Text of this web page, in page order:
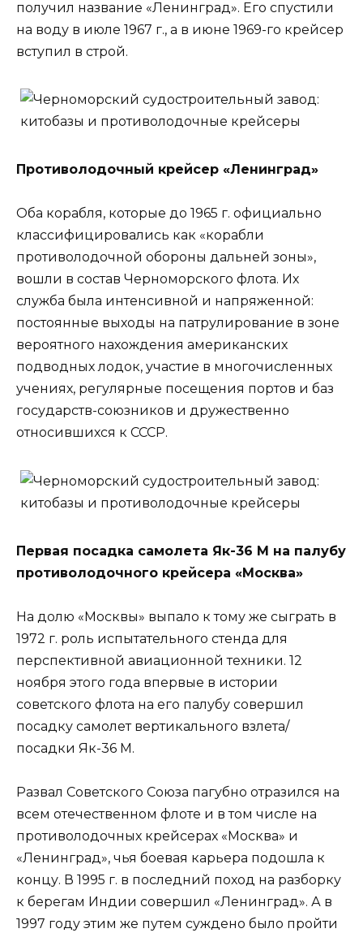
получил название «Ленинград». Его спустили
на воду в июле 1967 г., а в июне 1969-го крейсер
вступил в строй.
Противолодочный крейсер «Ленинград»
Оба корабля, которые до 1965 г. официально
классифицировались как «корабли
противолодочной обороны дальней зоны»,
вошли в состав Черноморского флота. Их
служба была интенсивной и напряженной:
постоянные выходы на патрулирование в зоне
вероятного нахождения американских
подводных лодок, участие в многочисленных
учениях, регулярные посещения портов и баз
государств-союзников и дружественно
относившихся к СССР.
Первая посадка самолета Як-36 М на палубу
противолодочного крейсера «Москва»
На долю «Москвы» выпало к тому же сыграть в
1972 г. роль испытательного стенда для
перспективной авиационной техники. 12
ноября этого года впервые в истории
советского флота на его палубу совершил
посадку самолет вертикального взлета/
посадки Як-36 М.
Развал Советского Союза пагубно отразился на
всем отечественном флоте и в том числе на
противолодочных крейсерах «Москва» и
«Ленинград», чья боевая карьера подошла к
концу. В 1995 г. в последний поход на разборку
к берегам Индии совершил «Ленинград». А в
1997 году этим же путем суждено было пройти